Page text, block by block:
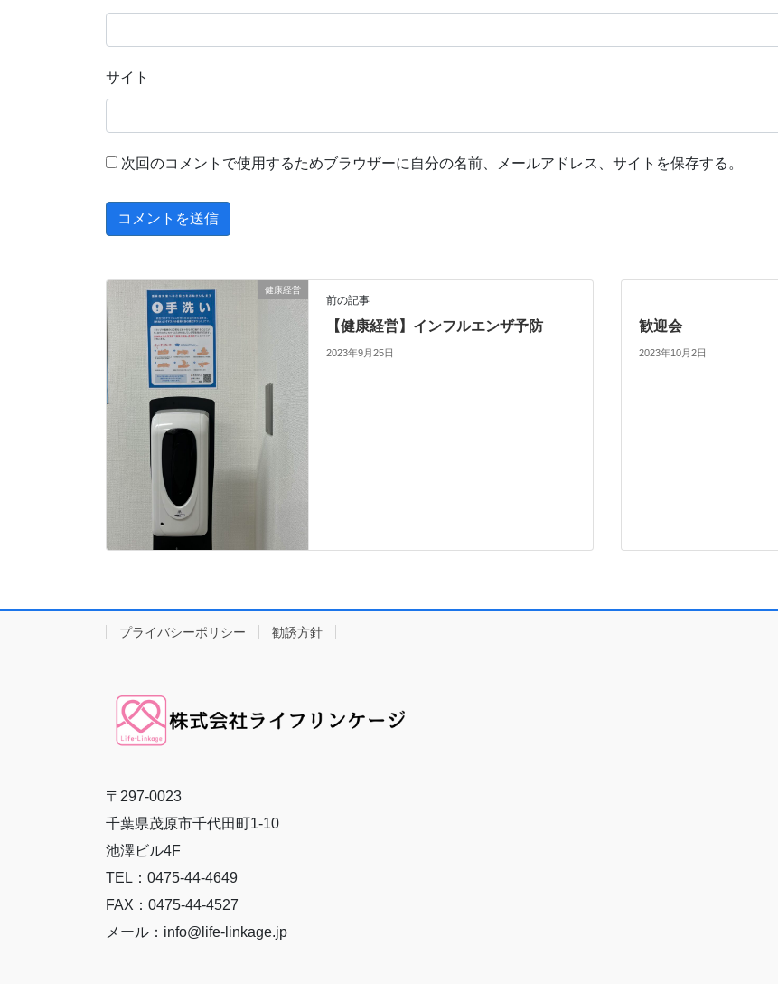
サイト
次回のコメントで使用するためブラウザーに自分の名前、メールアドレス、サイトを保存する。
健康経営
前の記事
【健康経営】インフルエンザ予防
2023年9月25日
歓迎会
2023年10月2日
プライバシーポリシー 勧誘方針
〒297-0023
千葉県茂原市千代田町1-10
池澤ビル4F
TEL：0475-44-4649
FAX：0475-44-4527
メール：info@life-linkage.jp